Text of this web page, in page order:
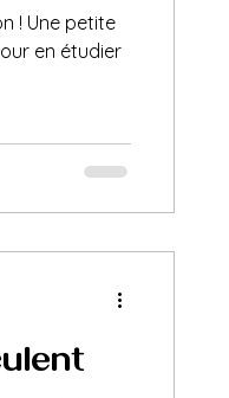
! Une petite
en étudier
?